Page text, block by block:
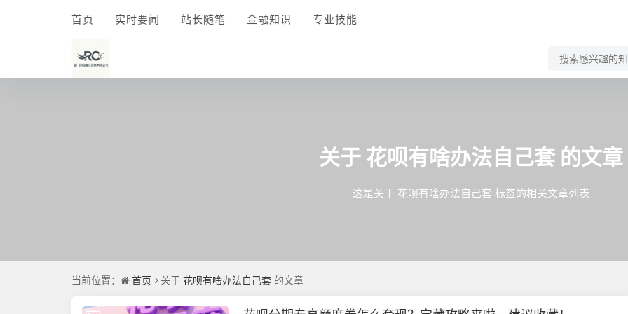
首页 实时要闻 站长随笔 金融知识 专业技能
关于 花呗有啥办法自己套 的文章
这是关于 花呗有啥办法自己套 标签的相关文章列表
当前位置： 首页 关于 花呗有啥办法自己套 的文章